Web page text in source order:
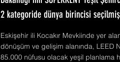
2 kategoride dünya birincisi
Eskişehir ili Kocakır Mevkiinde yer
dönüşüm ve gelişim alanında, LEED
85.000 nüfusu olacak yeşil planlama